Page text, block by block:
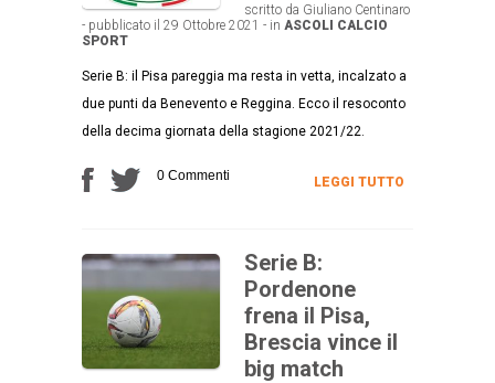
scritto da Giuliano Centinaro
- pubblicato il 29 Ottobre 2021 - in ASCOLI CALCIO
SPORT
Serie B: il Pisa pareggia ma resta in vetta, incalzato a
due punti da Benevento e Reggina. Ecco il resoconto
della decima giornata della stagione 2021/22.
0 Commenti LEGGI TUTTO
Serie B:
Pordenone
frena il Pisa,
Brescia vince il
big match